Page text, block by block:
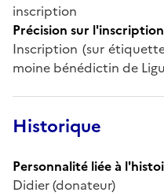
inscription
Précision sur l'inscription
Inscription (sur
moine bénédictin de
Historique
Personnalité liée à
Didier (donateur)